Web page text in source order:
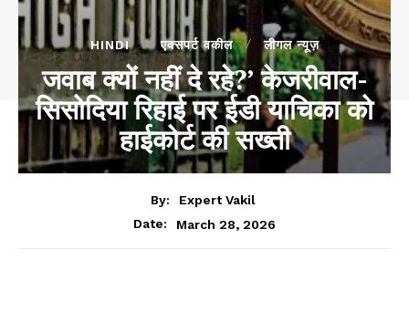
HINDI एक्सपर्ट वकील लीगल न्यूज़
जवाब क्यों नहीं दे रहे?’ केजरीवाल-
सिसोदिया रिहाई पर ईडी याचिका को
हाईकोर्ट की सख्ती
By:
Expert Vakil
Date:
March 28, 2026